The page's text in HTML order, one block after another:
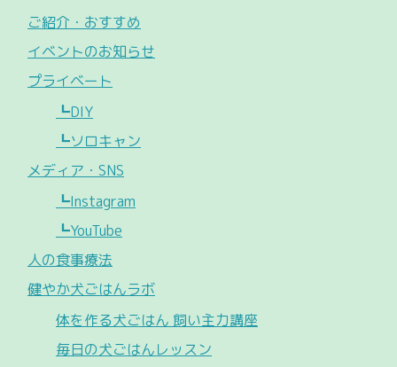
ご紹介・おすすめ
イベントのお知らせ
プライベート
┗DIY
┗ソロキャン
メディア・SNS
┗Instagram
┗YouTube
人の食事療法
健やか犬ごはんラボ
体を作る犬ごはん 飼い主力講座
毎日の犬ごはんレッスン